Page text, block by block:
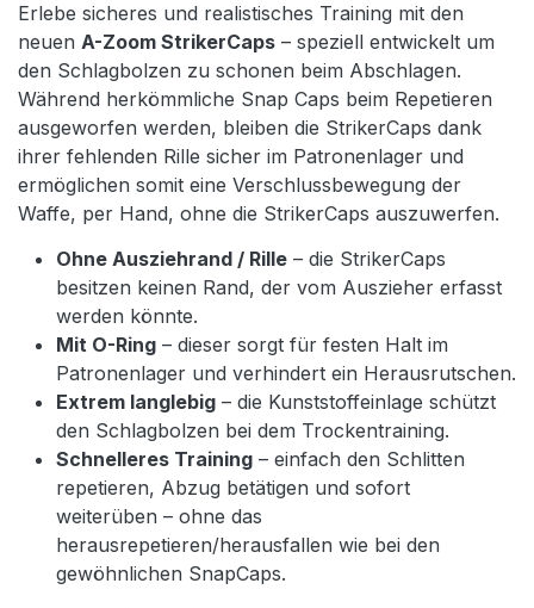
Erlebe sicheres und realistisches Training mit den
neuen A-Zoom StrikerCaps – speziell entwickelt um
den Schlagbolzen zu schonen beim Abschlagen.
Während herkömmliche Snap Caps beim Repetieren
ausgeworfen werden, bleiben die StrikerCaps dank
ihrer fehlenden Rille sicher im Patronenlager und
ermöglichen somit eine Verschlussbewegung der
Waffe, per Hand, ohne die StrikerCaps auszuwerfen.
Ohne Ausziehrand / Rille – die StrikerCaps
besitzen keinen Rand, der vom Auszieher erfasst
werden könnte.
Mit O-Ring – dieser sorgt für festen Halt im
Patronenlager und verhindert ein Herausrutschen.
Extrem langlebig – die Kunststoffeinlage schützt
den Schlagbolzen bei dem Trockentraining.
Schnelleres Training – einfach den Schlitten
repetieren, Abzug betätigen und sofort
weiterüben – ohne das
herausrepetieren/herausfallen wie bei den
gewöhnlichen SnapCaps.